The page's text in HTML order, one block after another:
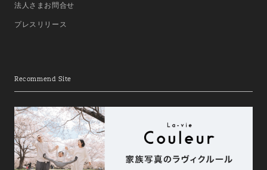
法人さまお問合せ
プレスリリース
Recommend Site